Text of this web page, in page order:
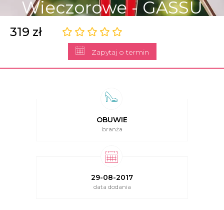
Wieczorowe - GASSU
319 zł
Zapytaj o termin
OBUWIE
branża
29-08-2017
data dodania